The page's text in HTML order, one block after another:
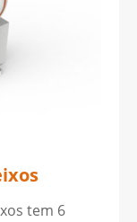
tem 6